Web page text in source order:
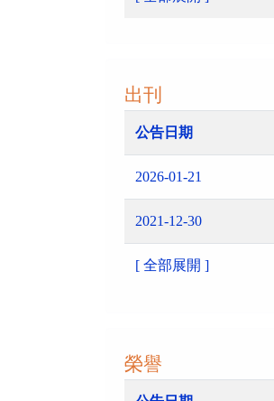
出刊
公告日期
2026-01-21
2021-12-30
[ 全部展開 ]
榮譽